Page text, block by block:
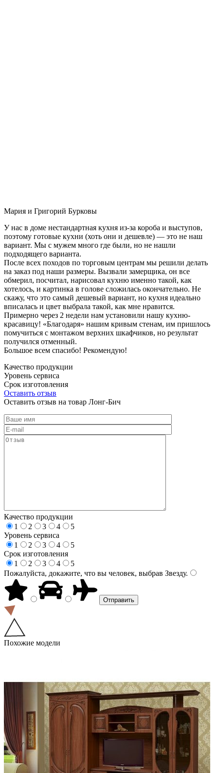
Мария и Григорий Бурковы
У нас в доме нестандартная кухня из-за короба и выступов,
поэтому готовые кухни (хоть они и дешевле) — это не наш
вариант. Мы с мужем много где были, но не нашли
подходящего варианта.
После всех походов по торговым центрам мы решили делать
на заказ под наши размеры. Вызвали замерщика, он все
обмерил, посчитал, нарисовал кухню именно такой, как
хотелось, и картинка в голове сложилась окончательно. Не
скажу, что это самый дешевый вариант, но кухня идеально
вписалась и цвет выбрала такой, как мне нравится.
Примерно через 2 недели нам установили нашу кухню-
красавицу! «Благодаря» нашим кривым стенам, им пришлось
помучиться с монтажом верхних шкафчиков, но результат
получился отменный.
Большое всем спасибо! Рекомендую!
Качество продукции
Уровень сервиса
Срок изготовления
Оставить отзыв
Оставить отзыв на товар Лонг-Бич
Качество продукции
1
2 3 4
5
Уровень сервиса
1
2 3 4
5
Срок изготовления
1
2 3 4
5
Пожалуйста, докажите, что вы человек, выбрав Звезду.
Похожие модели